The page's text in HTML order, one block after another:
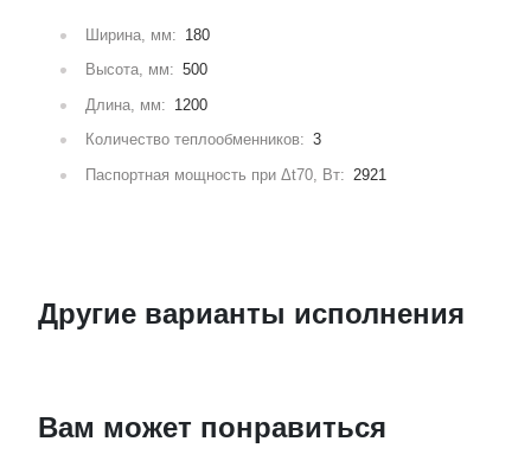
Ширина, мм: 180
Высота, мм: 500
Длина, мм: 1200
Количество теплообменников: 3
Паспортная мощность при Δt70, Вт: 2921
Другие варианты исполнения
Вам может понравиться